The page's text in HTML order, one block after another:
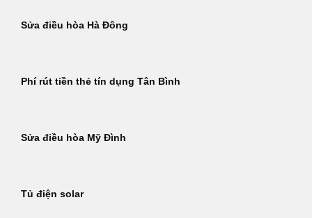
Sửa điều hòa Hà Đông
Phí rút tiền thẻ tín dụng Tân Bình
Sửa điều hòa Mỹ Đình
Tủ điện solar